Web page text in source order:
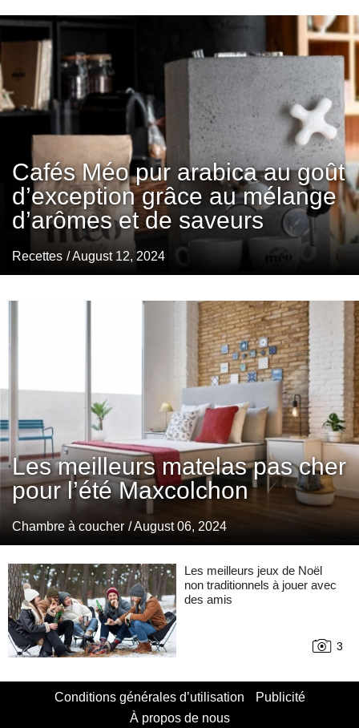
Cafés Méo pur arabica au goût
d’exception grâce au mélange
d’arômes et de saveurs
Recettes / August 12, 2024
Les meilleurs matelas pas cher
pour l’été Maxcolchon
Chambre à coucher / August 06, 2024
Les meilleurs jeux de Noël
non traditionnels à jouer avec
des amis
3
Conditions générales d’utilisation
Publicité
À propos de nous